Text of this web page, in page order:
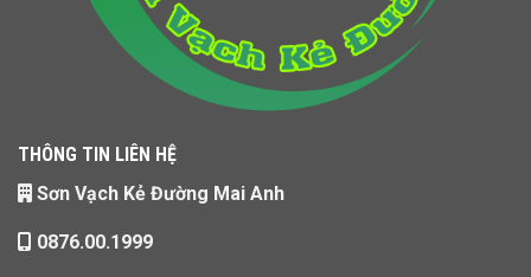
THÔNG TIN LIÊN HỆ
Sơn Vạch Kẻ Đường Mai Anh
0876.00.1999